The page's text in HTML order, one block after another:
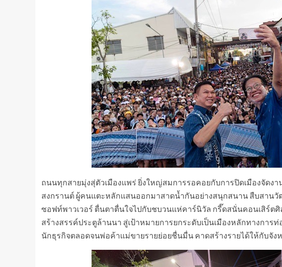
ถนนทุกสายมุ่งสุ่ตัวเมืองแพร่ ยิ่งใหญ่สมการรอคอยกับการปิดเมืองจัดง
สงกรานต์ ผู้คนแตะหลักแสนออกมาสาดน้ำกันอย่างสนุกสนาน สืบสาน
ซอฟท์พาวเวอร์ ตื่นตาตื่นใจไปกับชบวนแห่คาร์นิวัล กรี๊ดสนั่นคอนเสิร์ตศิ
สร้างสรรค์ประตูล้านนา สู่เป้าหมายการยกระดับเป็นเมืองหลักทางการ
นักธุรกิจตลอดจนพ่อค้าแม่ขายรายย่อยชื่นมื่น คาดสร้างรายได้ให้กับจัง